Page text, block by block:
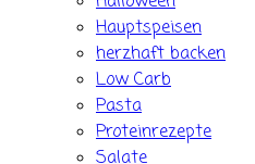
Hauptspeisen
herzhaft backen
Low Carb
Pasta
Proteinrezepte
Salate